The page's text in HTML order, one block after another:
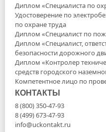
Диплом «Специалиста по
Удостоверение по
по охране труда
Диплом «Специалист по
Диплом «Специалист,
безопасности дорожного
Диплом «Контролер
средств городского
Компетентное лицо по
КОНТАКТЫ
8 (800) 350-47-93
8 (499) 673-47-93
info@uckontakt.ru